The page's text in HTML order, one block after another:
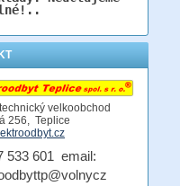
velkoobchod
256, Teplice
533 601 email: